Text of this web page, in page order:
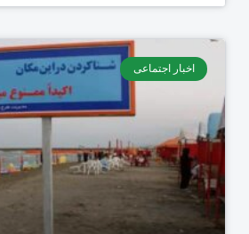
اخبار اجتماعی